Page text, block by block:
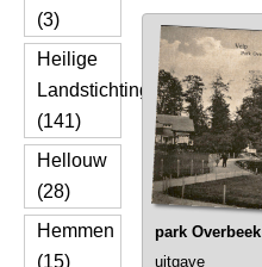
(3)
Heilige
Landstichting
(141)
Hellouw
(28)
Hemmen
(15)
park Overbeek
uitgave